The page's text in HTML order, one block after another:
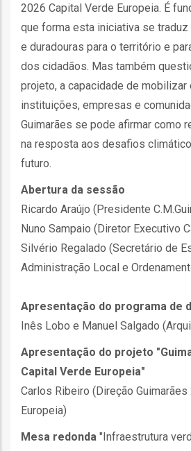
2026 Capital Verde Europeia. É
que forma esta iniciativa se
e duradouras para o território e
dos cidadãos. Mas também
projeto, a capacidade de
instituições, empresas e
Guimarães se pode afirmar como
na resposta aos desafios
futuro.
Abertura da sessão
Ricardo Araújo (Presidente
Nuno Sampaio (Diretor Executivo
Silvério Regalado (Secretário de
Administração Local e
Apresentação do programa de
Inês Lobo e Manuel Salgado
Apresentação do projeto
Capital Verde Europeia"
Carlos Ribeiro (Direção
Europeia)
Mesa redonda "Infraestrutura